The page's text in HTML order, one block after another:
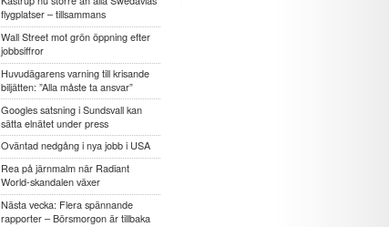
flygplatser – tillsammans
Wall Street mot grön öppning efter
jobbsiffror
Huvudägarens varning till krisande
biljätten: ”Alla måste ta ansvar”
Googles satsning i Sundsvall kan
sätta elnätet under press
Oväntad nedgång i nya jobb i USA
Rea på järnmalm när Radiant
World-skandalen växer
Nästa vecka: Flera spännande
rapporter – Börsmorgon är tillbaka